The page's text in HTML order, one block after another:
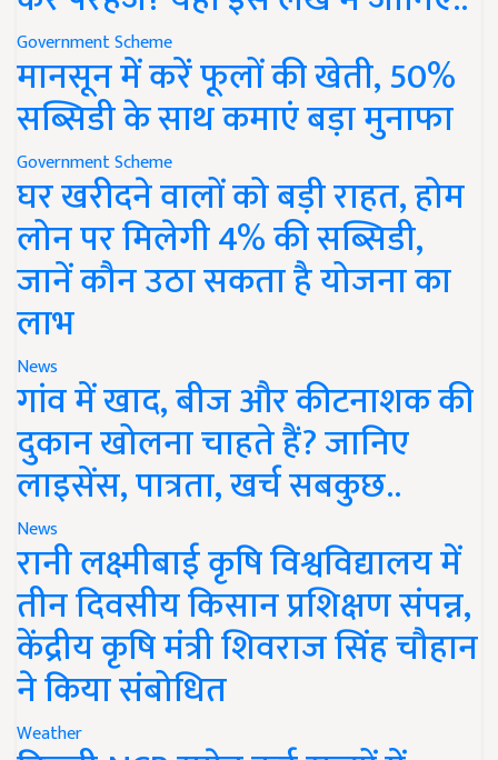
Government Scheme
मानसून में करें फूलों की खेती, 50%
सब्सिडी के साथ कमाएं बड़ा मुनाफा
Government Scheme
घर खरीदने वालों को बड़ी राहत, होम
लोन पर मिलेगी 4% की सब्सिडी,
जानें कौन उठा सकता है योजना का
लाभ
News
गांव में खाद, बीज और कीटनाशक की
दुकान खोलना चाहते हैं? जानिए
लाइसेंस, पात्रता, खर्च सबकुछ..
News
रानी लक्ष्मीबाई कृषि विश्वविद्यालय में
तीन दिवसीय किसान प्रशिक्षण संपन्न,
केंद्रीय कृषि मंत्री शिवराज सिंह चौहान
ने किया संबोधित
Weather